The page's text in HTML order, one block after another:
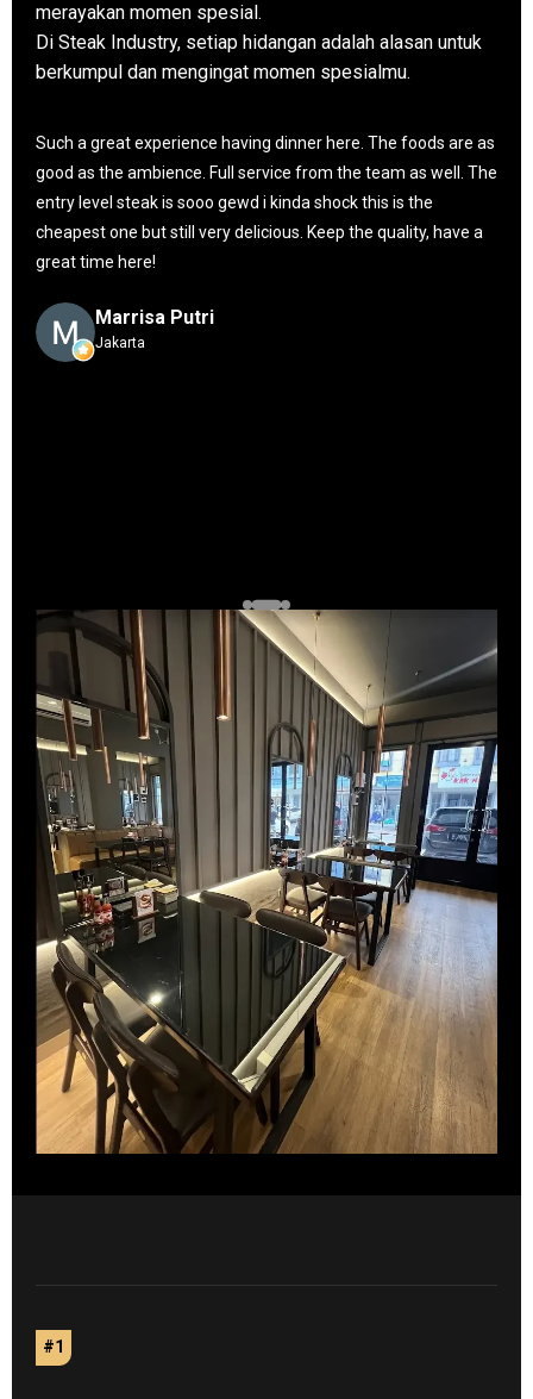
merayakan momen spesial.
Di Steak Industry, setiap hidangan adalah alasan untuk
berkumpul dan mengingat momen spesialmu.
Aku pesen Brazilian steak, enak banget. Suasana nyaman
dan ada pilihan outdoor and indoor. Harga cocok.
Pipit Phoenix
Surabaya